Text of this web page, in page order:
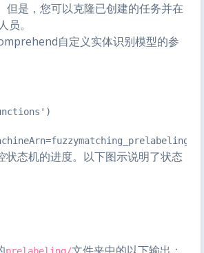
是，您可以克隆已创建的任务并在
。
自定义实体识别模型的参
态机的进度。以下图示说明了状态